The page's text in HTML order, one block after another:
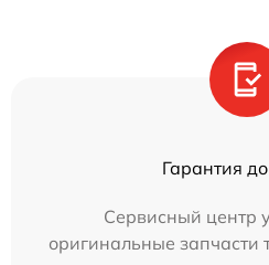
Гарантия
Сервисный центр
оригинальные запчасти